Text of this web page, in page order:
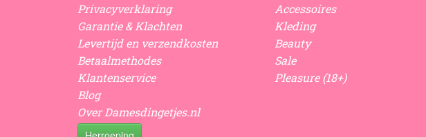
Privacyverklaring
Garantie & Klachten
Levertijd en verzendkosten
Betaalmethodes
Klantenservice
Blog
Over Damesdingetjes.nl
Accessoires
Kleding
Beauty
Sale
Pleasure (18+)